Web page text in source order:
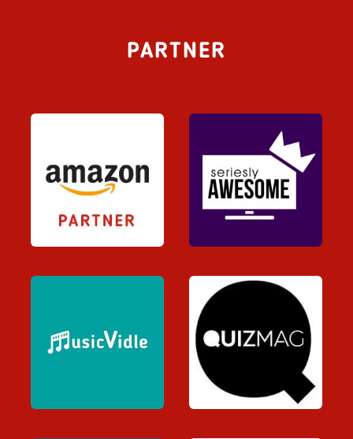
PARTNER